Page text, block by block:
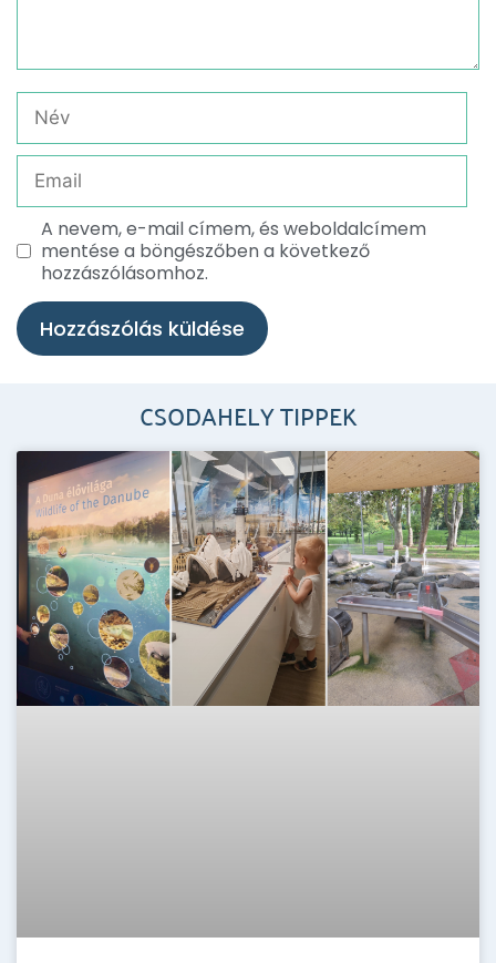
A nevem, e-mail címem, és weboldalcímem
mentése a böngészőben a következő
hozzászólásomhoz.
CSODAHELY TIPPEK